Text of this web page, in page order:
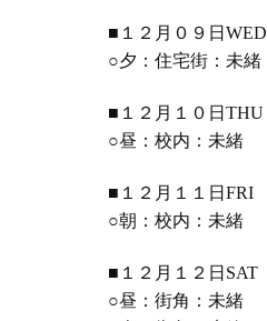
■１２月０９日WED
○夕：住宅街：未緒
■１２月１０日THU
○昼：校内：未緒
■１２月１１日FRI
○朝：校内：未緒
■１２月１２日SAT
○昼：街角：未緒